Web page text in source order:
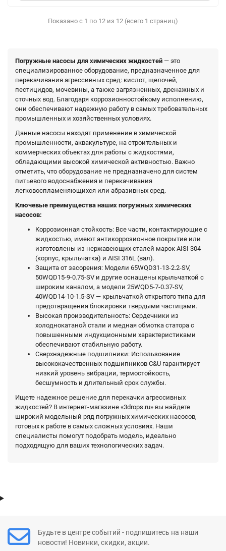
Показано с 1 по 12 из 12 (всего 1 страниц)
Погружные насосы для химических жидкостей — это
специализированное оборудование, предназначенное для
перекачивания агрессивных сред: кислот, щелочей,
пестицидов, мочевины, а также загрязненных, дренажных и
сточных вод. Благодаря коррозионностойкому исполнению,
они обеспечивают надежную работу в самых требовательных
промышленных и хозяйственных условиях.
Данные насосы находят применение в химической
промышленности, аквакультуре, на строительных и
коммерческих объектах для работы с жидкостями,
обладающими высокой химической активностью. Важно
отметить, что оборудование не предназначено для систем
питьевого водоснабжения и перекачивания
легковоспламеняющихся или абразивных сред.
Ключевые преимущества наших погружных химических
насосов:
Коррозионная стойкость: Все части, контактирующие с
жидкостью, имеют антикоррозионное покрытие или
изготовлены из нержавеющих сталей марок AISI 304
(корпус, крыльчатка) и AISI 316L (вал).
Защита от засорения: Модели 65WQD31-13-2.2-SV,
50WQD15-9-0.75-SV и другие оснащены крыльчаткой с
широким каналом, а модели 25WQD5-7-0.37-SV,
40WQD14-10-1.5-SV — крыльчаткой открытого типа для
предотвращения блокировки твердыми частицами.
Высокая производительность: Сердечники из
холоднокатаной стали и медная обмотка статора с
повышенными индукционными характеристиками
обеспечивают стабильную работу.
Сверхнадежные подшипники: Использование
высококачественных подшипников C&U гарантирует
низкий уровень вибрации, термостойкость,
бесшумность и длительный срок службы.
Ищете надежное решение для перекачки агрессивных
жидкостей? В интернет-магазине «3drops.ru» вы найдете
широкий модельный ряд погружных химических насосов,
готовых к работе в самых сложных условиях. Наши
специалисты помогут подобрать модель, идеально
подходящую для ваших технологических задач.
Будьте в центре событий - подпишитесь на наши
новости! Новинки, скидки, акции.